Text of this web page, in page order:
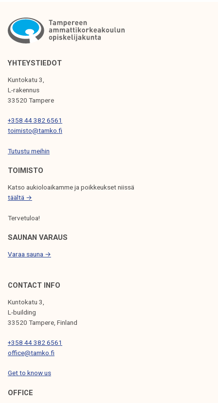
K
L
I
E
S
L
A
U
YHTEYSTIEDOT
Kuntokatu 3,
L-rakennus
33520 Tampere
+358 44 382 6561
toimisto@tamko.fi
Tutustu meihin
TOIMISTO
Katso aukioloaikamme ja poikkeukset niissä
täältä →
Tervetuloa!
SAUNAN VARAUS
Varaa sauna →
CONTACT INFO
Kuntokatu 3,
L-building
33520 Tampere, Finland
+358 44 382 6561
office@tamko.fi
Get to know us
OFFICE